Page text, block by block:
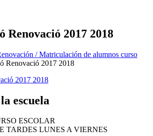
Renovació 2017 2018
/ Matriculación de alumnos curso
Renovació 2017 2018
2017 2018
escuela
ESCOLAR
TARDES LUNES A VIERNES